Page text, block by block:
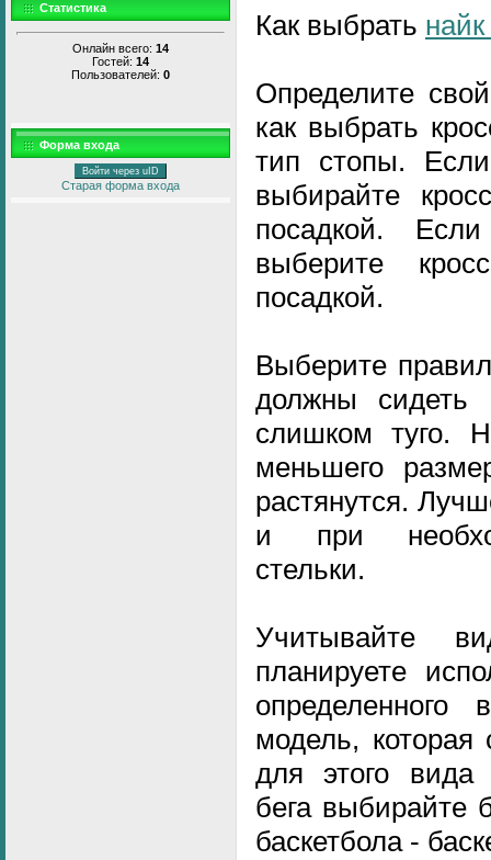
Статистика
Онлайн всего: 14
Гостей: 14
Пользователей: 0
Форма входа
Войти через uID
Старая форма входа
Как выбрать
Определите
как выбрать
тип стопы.
выбирайте
посадкой.
выберите
посадкой.
Выберите
должны сидеть
слишком туго.
меньшего
растянутся.
и при
стельки.
Учитывайте
планируете
определенного
модель, которая
для этого
бега выбирайте
баскетбола -